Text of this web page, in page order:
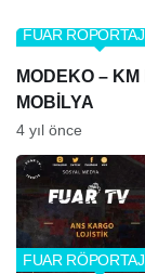
MODEKO –
MOBİLYA
FUAR
4 yıl önce
FUAR